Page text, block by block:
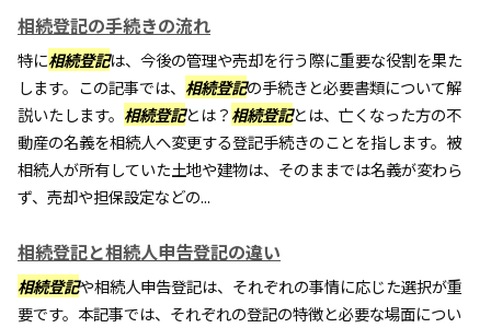
相続登記の手続きの流れ
特に相続登記は、今後の管理や売却を行う際に重要な役割を果た
します。この記事では、 相続登記の手続きと必要書類について解
説いたします。 相続登記とは？相続登記とは、亡くなった方の不
動産の名義を相続人へ変更する登記手続きのことを指します。被
相続人が所有していた土地や建物は、そのままでは名義が変わら
ず、売却や担保設定などの...
相続登記と相続人申告登記の違い
相続登記や相続人申告登記は、それぞれの事情に応じた選択が重
要です。本記事では、それぞれの登記の特徴と必要な場面につい